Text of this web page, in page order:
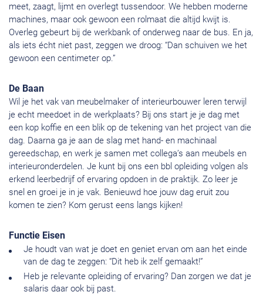
meet, zaagt, lijmt en overlegt tussendoor. We hebben moderne
machines, maar ook gewoon een rolmaat die altijd kwijt is.
Overleg gebeurt bij de werkbank of onderweg naar de bus. En ja,
als iets écht niet past, zeggen we droog: “Dan schuiven we het
gewoon een centimeter op.”
De Baan
Wil je het vak van meubelmaker of interieurbouwer leren terwijl
je echt meedoet in de werkplaats? Bij ons start je je dag met
een kop koffie en een blik op de tekening van het project van die
dag. Daarna ga je aan de slag met hand- en machinaal
gereedschap, en werk je samen met collega’s aan meubels en
interieuronderdelen. Je kunt bij ons een bbl opleiding volgen als
erkend leerbedrijf of ervaring opdoen in de praktijk. Zo leer je
snel en groei je in je vak. Benieuwd hoe jouw dag eruit zou
komen te zien? Kom gerust eens langs kijken!
Functie Eisen
Je houdt van wat je doet en geniet ervan om aan het einde
van de dag te zeggen: “Dit heb ik zelf gemaakt!”
Heb je relevante opleiding of ervaring? Dan zorgen we dat je
salaris daar ook bij past.